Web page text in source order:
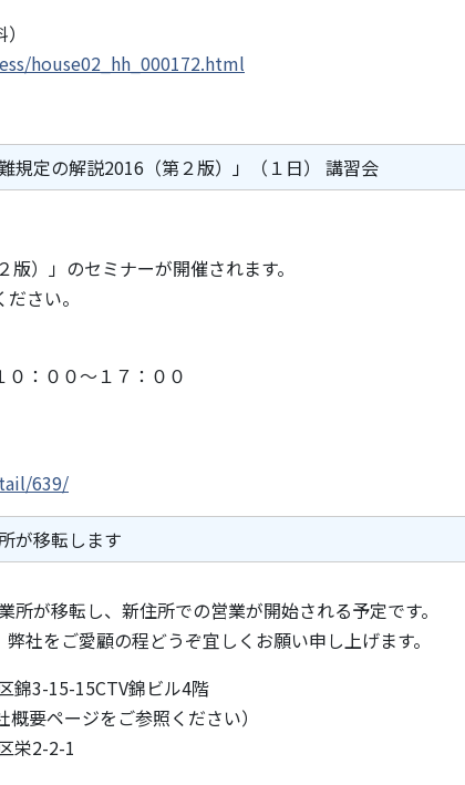
house02_hh_000172.html
規定の解説2016（第２版）」（１日） 講習会
）」のセミナーが開催されます。
さい。
：００～１７：００
639/
が移転します
が移転し、新住所での営業が開始される予定です。
社をご愛顧の程どうぞ宜しくお願い申し上げます。
3-15-15CTV錦ビル4階
要ページをご参照ください）
栄2-2-1